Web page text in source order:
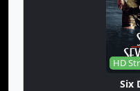
HD
Six